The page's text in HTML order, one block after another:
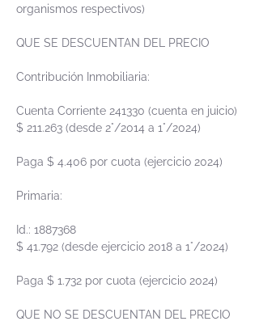
organismos respectivos)
QUE SE DESCUENTAN DEL PRECIO
Contribución Inmobiliaria:
Cuenta Corriente 241330 (cuenta en juicio)
$ 211.263 (desde 2°/2014 a 1°/2024)
Paga $ 4.406 por cuota (ejercicio 2024)
Primaria:
Id.: 1887368
$ 41.792 (desde ejercicio 2018 a 1°/2024)
Paga $ 1.732 por cuota (ejercicio 2024)
QUE NO SE DESCUENTAN DEL PRECIO